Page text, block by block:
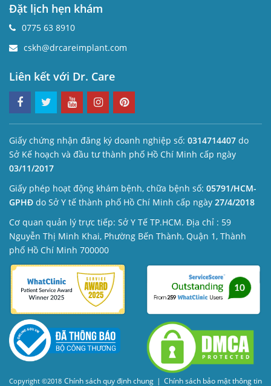
Đặt lịch hẹn khám
0775 63 8910
cskh@drcareimplant.com
Liên kết với Dr. Care
Giấy chứng nhận đăng ký doanh nghiệp số: 0314714407 do
Sở Kế hoạch và đầu tư thành phố Hồ Chí Minh cấp ngày
03/11/2017
Giấy phép hoạt động khám bệnh, chữa bệnh số: 05791/HCM-
GPHĐ do Sở Y tế thành phố Hồ Chí Minh cấp ngày 27/4/2018
Cơ quan quản lý trực tiếp: Sở Y Tế TP.HCM. Địa chỉ : 59
Nguyễn Thị Minh Khai, Phường Bến Thành, Quận 1, Thành
phố Hồ Chí Minh 700000
Chính sách quy định chung | Chính sách bảo mật thông tin
Copyright ©2018